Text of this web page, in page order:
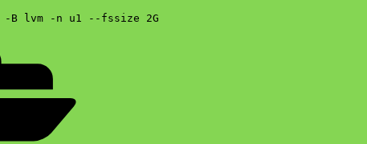
B lvm -n u1 --fssize 2G